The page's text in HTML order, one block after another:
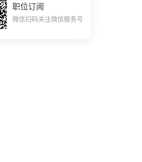
职位订阅
微信扫码关注微信服务号